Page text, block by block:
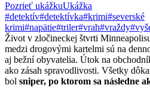
Pozrieť ukážkuUkážka
#detektív#detektívka#krimi#severské
krimi#napätie#triler#vrah#vraždy
Život v zločineckej štvrti
medzi drogovými kartelmi sú na
aj bežní obyvatelia. Útok na
ako zásah spravodlivosti. Všetky
bol sniper, po ktorom sa následne